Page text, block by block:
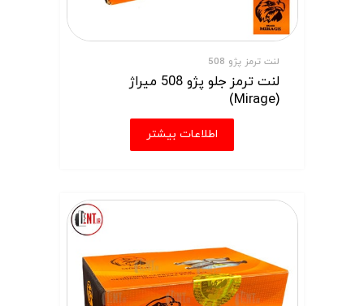
لنت ترمز پژو 508
لنت ترمز جلو پژو 508 میراژ
(Mirage)
اطلاعات بیشتر